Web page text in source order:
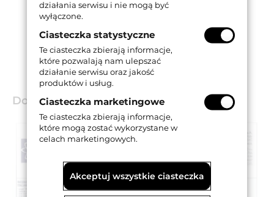
Dokumenty techniczne
działania serwisu i nie mogą być
wyłączone.
Ciasteczka statystyczne
Te ciasteczka zbierają informacje,
które pozwalają nam ulepszać
działanie serwisu oraz jakość
produktów i usług.
Ciasteczka marketingowe
Te ciasteczka zbierają informacje,
które mogą zostać wykorzystane w
celach marketingowych.
Akceptuj wszystkie ciasteczka